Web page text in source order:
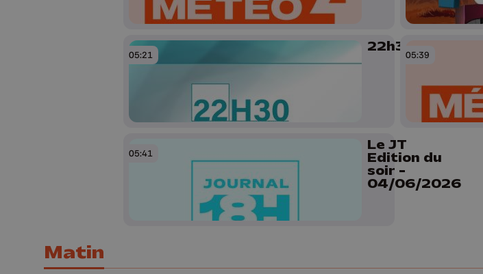
05:21
22h30
05:39
05:41
Le JT
Edition du
soir -
04/06/2026
Matin